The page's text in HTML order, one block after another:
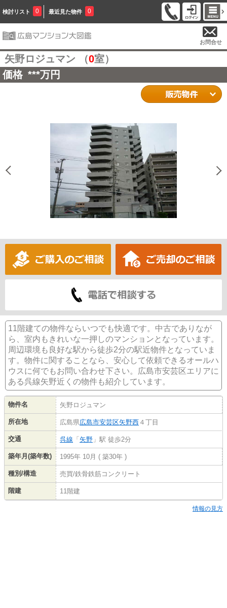
検討リスト 0 最近見た物件 0
お問合せ
矢野ロジュマン （0室）
価格 ***万円
11階建ての物件ならいつでも快適です。中古でありなが
ら、室内もきれいな一押しのマンションとなっています。
周辺環境も良好な駅から徒歩2分の駅近物件となっていま
す。物件に関することなら、安心して依頼できるオールハ
ウスに何でもお問い合わせ下さい。広島市安芸区エリアに
ある呉線矢野近くの物件も紹介しています。
物件名 矢野ロジュマン
所在地 広島県広島市安芸区矢野西 ４丁目
交通 呉線 「矢野 」駅 徒歩2分
築年月(築年数) 1995年 10月 ( 築30年 )
種別/構造 売買/鉄骨鉄筋コンクリート
階建 11階建
情報の見方